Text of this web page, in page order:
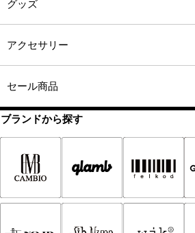
グッズ
アクセサリー
セール商品
ブランドから探す